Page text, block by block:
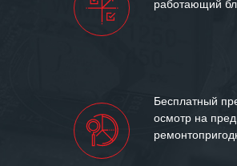
работающий
Бесплатный
осмотр на